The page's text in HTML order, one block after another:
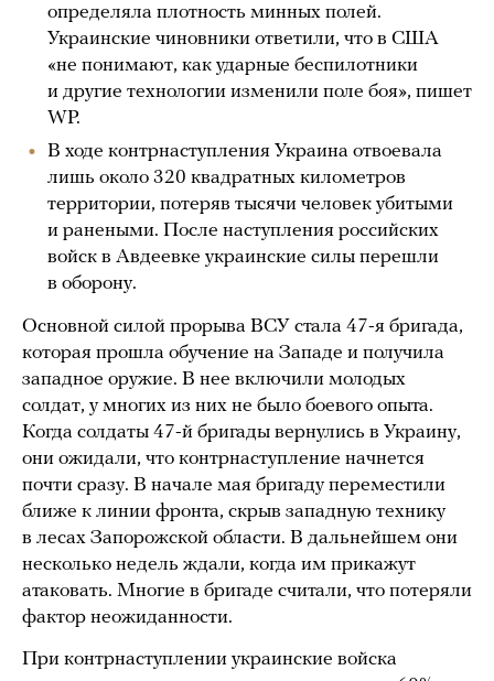
определяла плотность минных полей.
Украинские чиновники ответили, что в США
«не понимают, как ударные беспилотники
и другие технологии изменили поле боя», пишет
WP.
В ходе контрнаступления Украина отвоевала
лишь около 320 квадратных километров
территории, потеряв тысячи человек убитыми
и ранеными. После наступления российских
войск в Авдеевке украинские силы перешли
в оборону.
Основной силой прорыва ВСУ стала 47-я бригада,
которая прошла обучение на Западе и получила
западное оружие. В нее включили молодых
солдат, у многих из них не было боевого опыта.
Когда солдаты 47-й бригады вернулись в Украину,
они ожидали, что контрнаступление начнется
почти сразу. В начале мая бригаду переместили
ближе к линии фронта, скрыв западную технику
в лесах Запорожской области. В дальнейшем они
несколько недель ждали, когда им прикажут
атаковать. Многие в бригаде считали, что потеряли
фактор неожиданности.
При контрнаступлении украинские войска